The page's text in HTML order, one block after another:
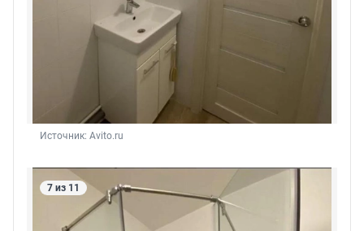
Источник: Avito.ru
7 из 11